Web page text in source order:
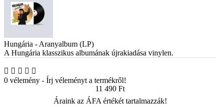
Hungária - Aranyalbum (LP)
A Hungária klasszikus albumának újrakiadása vinylen.
0 vélemény - Írj véleményt a termékről!
11 490 Ft
Áraink az ÁFA értékét tartalmazzák!